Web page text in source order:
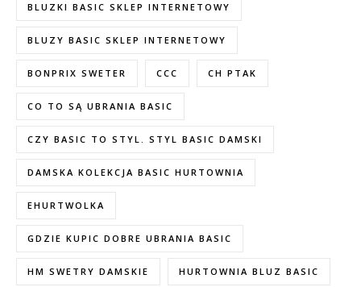
BLUZKI BASIC SKLEP INTERNETOWY
BLUZY BASIC SKLEP INTERNETOWY
BONPRIX SWETER CCC CH PTAK
CO TO SĄ UBRANIA BASIC
CZY BASIC TO STYL. STYL BASIC DAMSKI
DAMSKA KOLEKCJA BASIC HURTOWNIA
EHURTWOLKA
GDZIE KUPIC DOBRE UBRANIA BASIC
HM SWETRY DAMSKIE HURTOWNIA BLUZ BASIC